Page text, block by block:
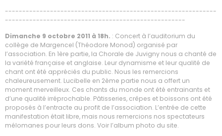
-------------------------------------------------------------
----------------------------------------------------
Dimanche 9 octobre 2011 à 18h. : Concert à l’auditorium du
collège de Margencel (Théodore Monod) organisé par
l’association. En 1ère partie, la Chorale de Juvigny nous a chanté de
la variété française et anglaise. Leur dynamisme et leur qualité de
chant ont été appréciés du public. Nous les remercions
chaleureusement. Lucibelle en 2ème partie nous a offert un
moment merveilleux. Ces chants du monde ont été entrainants et
d’une qualité irréprochable. Pâtisseries, crêpes et boissons ont été
proposés à l’entracte au profit de l’association. L’entrée de cette
manifestation était libre, mais nous remercions nos spectateurs
mélomanes pour leurs dons. Voir l’album photo du site.